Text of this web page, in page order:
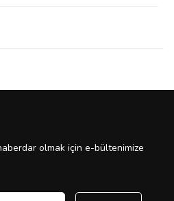
olmak için e-bültenimize